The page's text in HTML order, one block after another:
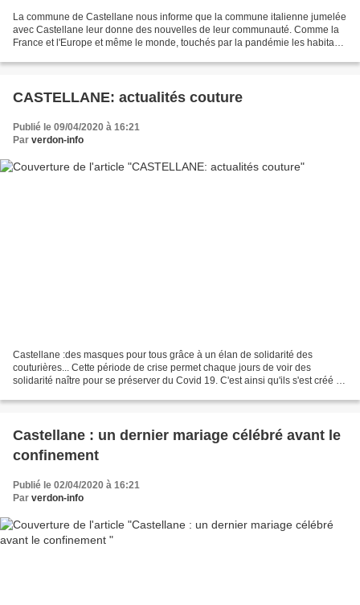
La commune de Castellane nous informe que la commune italienne jumelée
avec Castellane leur donne des nouvelles de leur communauté. Comme la
France et l'Europe et même le monde, touchés par la pandémie les habitants
CASTELLANE: actualités couture
Publié le 09/04/2020 à 16:21
Par verdon-info
Castellane :des masques pour tous grâce à un élan de solidarité des
couturières... Cette période de crise permet chaque jours de voir des
solidarité naître pour se préserver du Covid 19. C'est ainsi qu'ils s'est créé un
Castellane : un dernier mariage célébré avant le
confinement
Publié le 02/04/2020 à 16:21
Par verdon-info